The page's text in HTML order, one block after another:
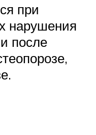
при
нарушения
после